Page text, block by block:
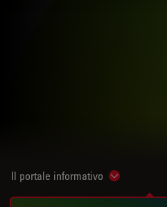
Il portale informativo Show